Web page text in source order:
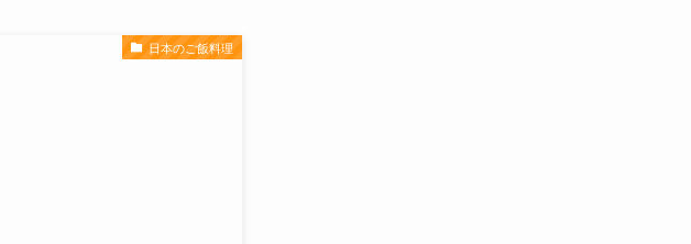
日本のご飯料理